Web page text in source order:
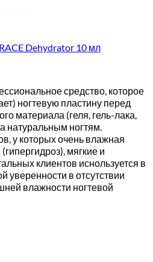
Dehydrator 10 мл
средство, которое
ногтевую пластину перед
материала (геля, гель-лака,
натуральным ногтям.
у которых очень влажная
мягкие и
клиентов иснользуется в
уверенности в отсутствии
влажности ногтевой